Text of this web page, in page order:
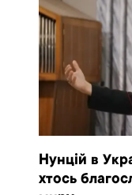
Нунцій в
хтось